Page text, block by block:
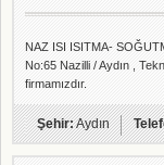
NAZ ISI ISITMA-
No:65 Nazilli / Aydın ,
firmamızdır.
Şehir:Aydın